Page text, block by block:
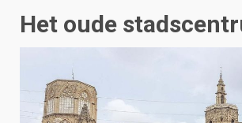
Het oude